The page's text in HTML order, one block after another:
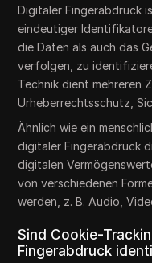
Digitaler Fingerabdruck
eindeutiger
die Daten als auch das
verfolgen, zu
Technik dient mehreren
Urheberrechtsschutz,
Ähnlich wie ein
digitaler Fingerabdruck
digitalen
von verschiedenen
werden, z. B. Audio,
Sind Cookie-
Fingerabdruck